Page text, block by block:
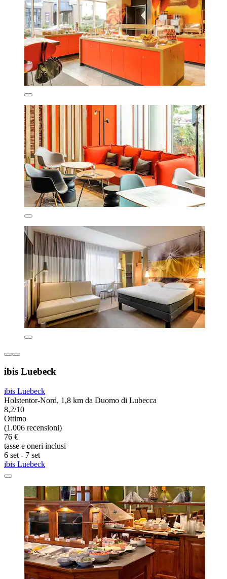
ibis Luebeck
ibis Luebeck
Holstentor-Nord, 1,8 km da Duomo di Lubecca
8,2/10
Ottimo
(1.006 recensioni)
76 €
tasse e oneri inclusi
6 set - 7 set
ibis Luebeck